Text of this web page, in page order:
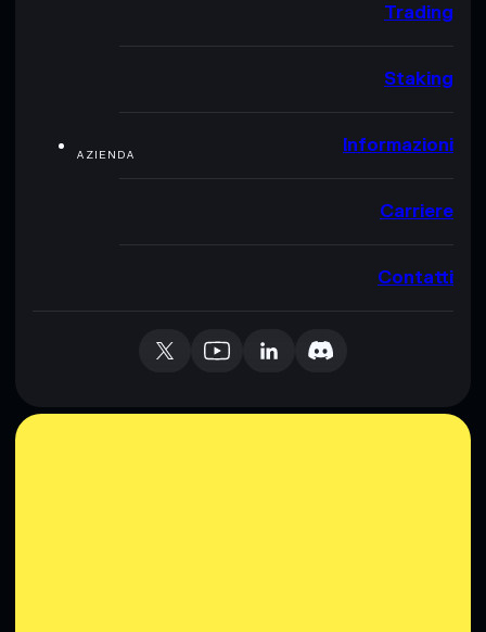
Trading
Staking
AZIENDA Informazioni
Carriere
Contatti